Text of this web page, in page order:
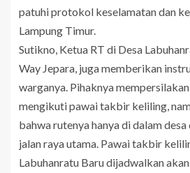
patuhi protokol keselamatan dan
Lampung Timur.
Sutikno, Ketua RT di Desa
Way Jepara, juga memberikan
warganya. Pihaknya
mengikuti pawai takbir keliling,
bahwa rutenya hanya di dalam
jalan raya utama. Pawai takbir
Labuhanratu Baru dijadwalkan